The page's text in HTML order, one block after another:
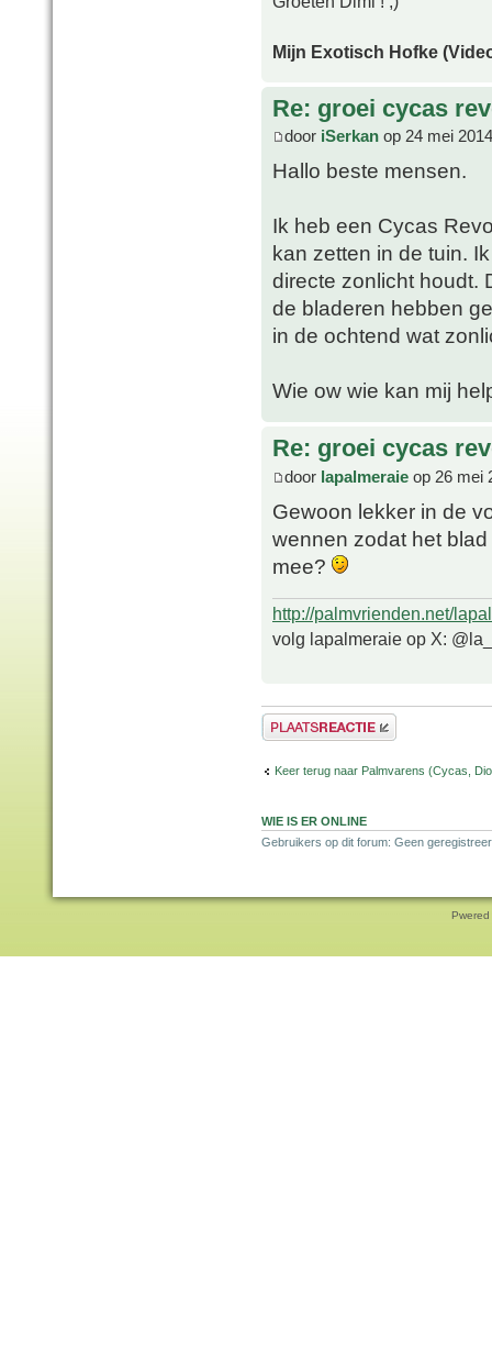
Mijn Exotisch Hofke
Re: groei cycas
door iSerkan op 24 mei
Hallo beste mensen.
Ik heb een Cycas
kan zetten in de tuin.
directe zonlicht houdt.
de bladeren hebben
in de ochtend wat
Wie ow wie kan mij
Re: groei cycas
door lapalmeraie op 26 mei
Gewoon lekker in de
wennen zodat het
mee?
http://palmvrienden.net/
volg lapalmeraie op X:
Plaats een reactie
Keer terug naar Palmvarens (Cycas,
WIE IS ER ONLINE
Gebruikers op dit forum: Geen